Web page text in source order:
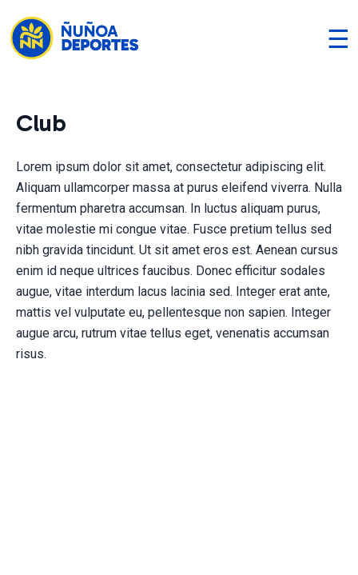
☰
Club
Lorem ipsum dolor sit amet, consectetur adipiscing elit.
Aliquam ullamcorper massa at purus eleifend viverra. Nulla
fermentum pharetra accumsan. In luctus aliquam purus,
vitae molestie mi congue vitae. Fusce pretium tellus sed
nibh gravida tincidunt. Ut sit amet eros est. Aenean cursus
enim id neque ultrices faucibus. Donec efficitur sodales
augue, vitae interdum lacus lacinia sed. Integer erat ante,
mattis vel vulputate eu, pellentesque non sapien. Integer
augue arcu, rutrum vitae tellus eget, venenatis accumsan
risus.